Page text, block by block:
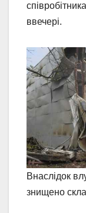
ввечері.
Внаслідок
знищено